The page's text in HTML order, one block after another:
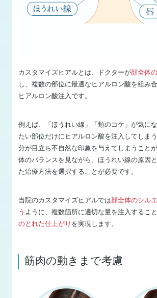
カスタマイズヒアルとは、ドクターが顔全体
し、複数の部位に最適なヒアルロン酸を組み
ヒアルロン酸注入です。
例えば、「ほうれい線」「頬のコケ」が気に
たい部位だけにヒアルロン酸を注入してしま
分が目立ち不自然な印象を与えてしまうこと
体のバランスを見ながら、ほうれい線の原因
た治療方法を選択することが必要です。
当院のカスタマイズヒアルでは顔全体のシル
う ように、複数箇所に適切な量を注入すること
のとれた仕上がり を実現します。
筋肉の動きまで考慮